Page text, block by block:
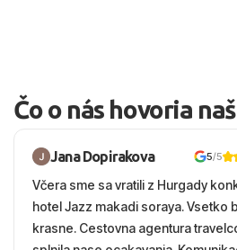
Čo o nás hovoria
Jana Dopirakova 5/5
Včera sme sa vratili z Hurgady
hotel Jazz makadi soraya. Vsetko
krasne. Cestovna agentura